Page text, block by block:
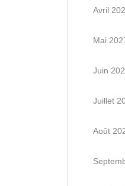
Avril
Mai
Juin
Juillet
Août